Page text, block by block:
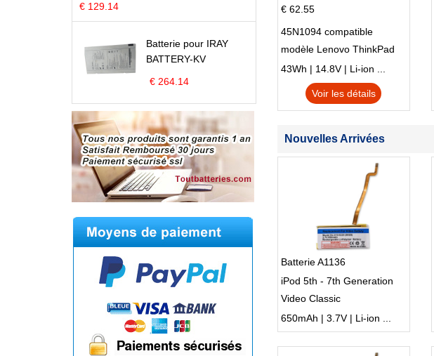
€ 129.14
Batterie pour IRAY
BATTERY-KV
€ 264.14
€ 62.55
45N1094 compatible
modèle Lenovo ThinkPad
Edge S230u Twist
43Wh | 14.8V | Li-ion ...
Voir les détails
Nouvelles Arrivées
Batterie A1136
iPod 5th - 7th Generation
Video Classic
650mAh | 3.7V | Li-ion ...